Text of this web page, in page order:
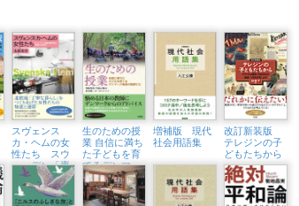
スヴェンス
カ・ヘムの女
性たち スウ
ェーデン「専
業主婦の時
代」の始まり
と終わり
生のための授
業 自信に満ち
た子どもを育
てるデンマー
ク最高の教師
たち
増補版 現代
社会用語集
改訂新装版
テレジンの子
どもたちから